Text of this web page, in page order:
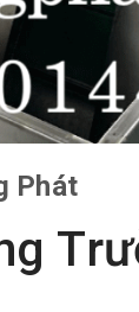
Phát